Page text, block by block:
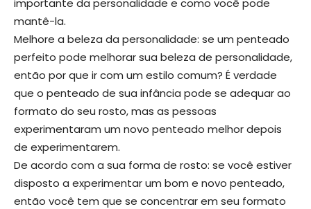
importante da personalidade e como você pode
mantê-la.
Melhore a beleza da personalidade: se um penteado
perfeito pode melhorar sua beleza de personalidade,
então por que ir com um estilo comum? É verdade
que o penteado de sua infância pode se adequar ao
formato do seu rosto, mas as pessoas
experimentaram um novo penteado melhor depois
de experimentarem.
De acordo com a sua forma de rosto: se você estiver
disposto a experimentar um bom e novo penteado,
então você tem que se concentrar em seu formato